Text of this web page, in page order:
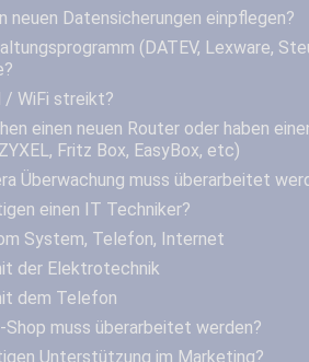
neuen Datensicherungen einpflegen?
(DATEV, Lexware,
/ WiFi streikt?
einen neuen Router oder haben
Fritz Box, EasyBox, etc)
Überwachung muss überarbeitet
einen IT Techniker?
System, Telefon, Internet
der Elektrotechnik
dem Telefon
Shop muss überarbeitet werden?
Unterstützung im Marketing?